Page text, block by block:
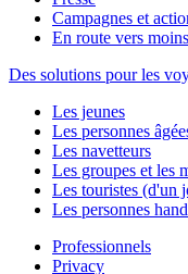
Campagnes et
En route vers
Des solutions pour les
Les jeunes
Les personnes
Les navetteurs
Les groupes et les
Les touristes (d'un
Les personnes
Professionnels
Privacy